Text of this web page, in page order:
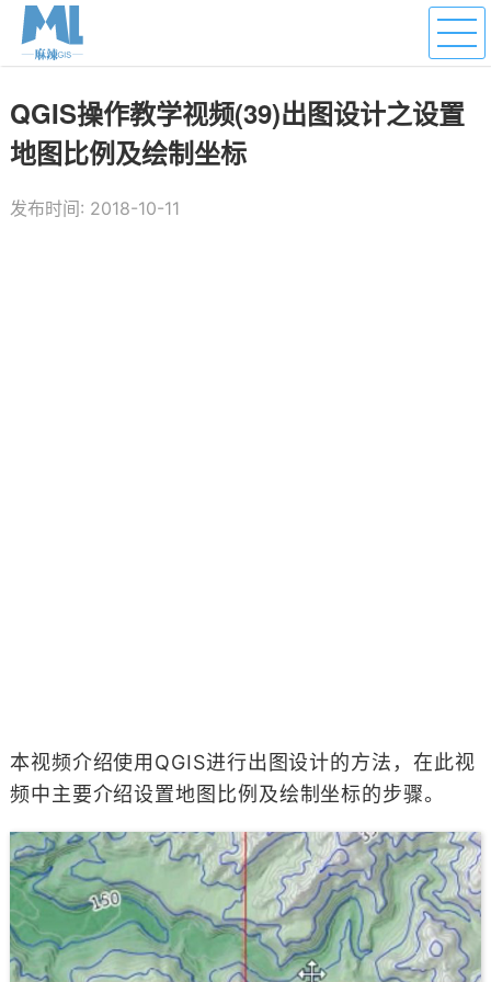
QGIS操作教学视频(39)出图设计之设置
地图比例及绘制坐标
发布时间: 2018-10-11
本视频介绍使用QGIS进行出图设计的方法，在此视
频中主要介绍设置地图比例及绘制坐标的步骤。